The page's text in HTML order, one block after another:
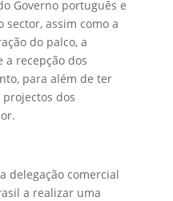
Governo português e
sector, assim como a
do palco, a
recepção dos
para além de ter
dos
delegação comercial
a realizar uma